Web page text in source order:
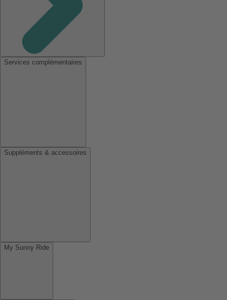
Services complémentaires
Suppléments & accessoires
My Sunny Ride